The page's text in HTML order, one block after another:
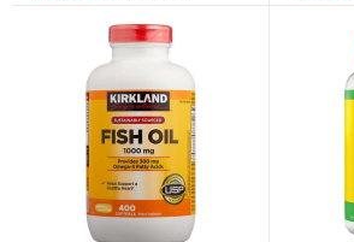
Kobayashi Nhật Bản cải thiện các
4.Viên Uống Bổ Phổi Kobayashi
80 Viên Nên Dùng Như Thế
Cách sử dụng:Uống ngày 10 viên,